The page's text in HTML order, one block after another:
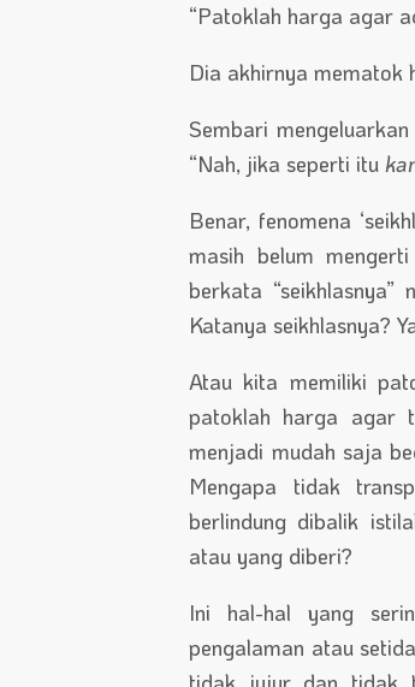
“Patoklah harga agar
Dia akhirnya
Sembari
“Nah, jika seperti itu
Benar, fenomena
masih belum
berkata
Katanya seikhlasnya?
Atau kita memiliki
patoklah harga agar
menjadi mudah saja
Mengapa tidak
berlindung dibalik
atau yang diberi?
Ini hal-hal yang
pengalaman atau